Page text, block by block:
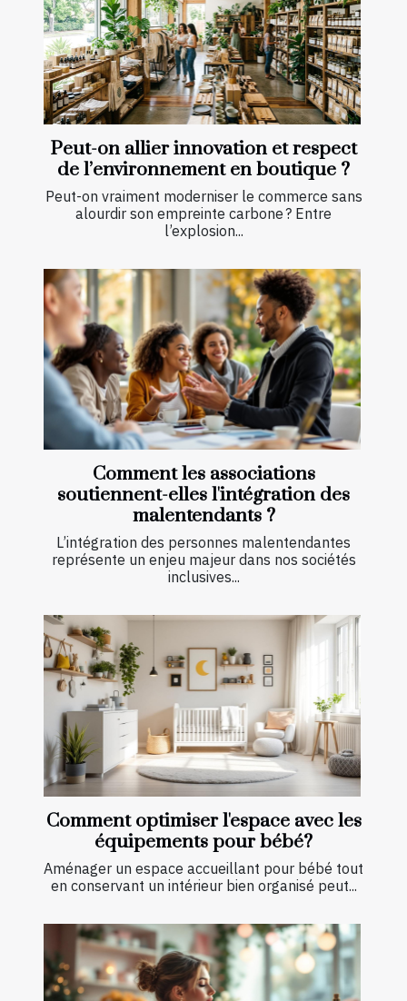
Peut-on allier innovation et respect
de l’environnement en boutique ?
Peut-on vraiment moderniser le commerce sans
alourdir son empreinte carbone ? Entre
l’explosion...
Comment les associations
soutiennent-elles l'intégration des
malentendants ?
L’intégration des personnes malentendantes
représente un enjeu majeur dans nos sociétés
inclusives...
Comment optimiser l'espace avec les
équipements pour bébé?
Aménager un espace accueillant pour bébé tout
en conservant un intérieur bien organisé peut...